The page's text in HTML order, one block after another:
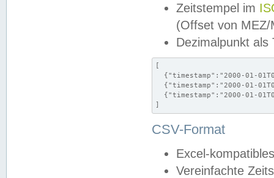
Zeitstempel im
(Offset von MEZ/
Dezimalpunkt als
[
{"timestamp":"2000-01-
{"timestamp":"2000-01-
{"timestamp":"2000-01-
]
CSV-Format
Excel-
Vereinfachte